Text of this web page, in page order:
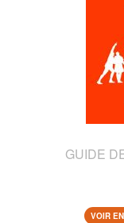
GUIDE
VOIR